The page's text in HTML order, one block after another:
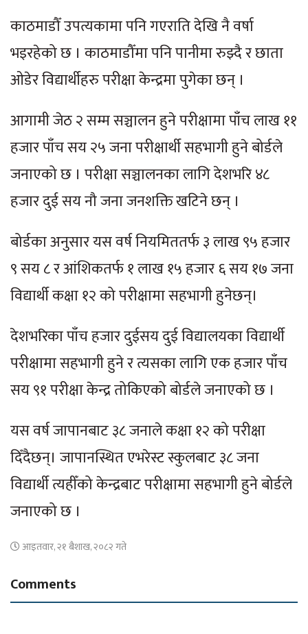
काठमाडौँ उपत्यकामा पनि गएराति देखि नै वर्षा
भइरहेको छ । काठमाडौँमा पनि पानीमा रुझ्दै र छाता
ओडेर विद्यार्थीहरु परीक्षा केन्द्रमा पुगेका छन् ।
आगामी जेठ २ सम्म सञ्चालन हुने परीक्षामा पाँच लाख ११
हजार पाँच सय २५ जना परीक्षार्थी सहभागी हुने बोर्डले
जनाएको छ । परीक्षा सञ्चालनका लागि देशभरि ४८
हजार दुई सय नौ जना जनशक्ति खटिने छन् ।
बोर्डका अनुसार यस वर्ष नियमिततर्फ ३ लाख ९५ हजार
९ सय ८ र आंशिकतर्फ १ लाख १५ हजार ६ सय १७ जना
विद्यार्थी कक्षा १२ को परीक्षामा सहभागी हुनेछन्।
देशभरिका पाँच हजार दुईसय दुई विद्यालयका विद्यार्थी
परीक्षामा सहभागी हुने र त्यसका लागि एक हजार पाँच
सय ९१ परीक्षा केन्द्र तोकिएको बोर्डले जनाएको छ ।
यस वर्ष जापानबाट ३८ जनाले कक्षा १२ को परीक्षा
दिँदैछन्। जापानस्थित एभरेस्ट स्कुलबाट ३८ जना
विद्यार्थी त्यहीँको केन्द्रबाट परीक्षामा सहभागी हुने बोर्डले
जनाएको छ ।
आइतवार, २१ बैशाख, २०८२ गते
Comments